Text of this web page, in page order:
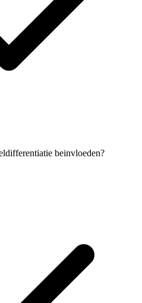
beinvloeden?